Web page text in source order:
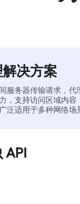
决方案
服务器传输请求，代
，支持访问区域内容
泛适用于多种网络场
API